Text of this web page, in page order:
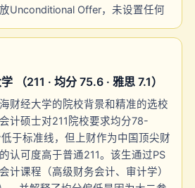
Unconditional Offer，未设置任何
（211 · 均分 75.6 · 雅思 7.1）
财经大学的院校背景和精准的选校
计硕士对211院校要求均分78-
于标准线，但上财作为中国顶尖财
认可度高于普通211。该生通过PS
计课程（高级财务会计、审计学）